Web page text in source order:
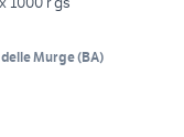
delle Murge(BA)